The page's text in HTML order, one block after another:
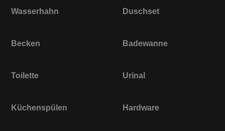
Wasserhahn Duschset
Becken Badewanne
Toilette Urinal
Küchenspülen Hardware